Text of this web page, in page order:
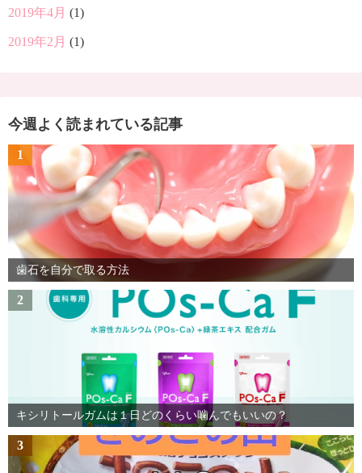
2019年4月 (1)
2019年2月 (1)
今週よく読まれている記事
1
歯石を自分で取る方法
2
キシリトールガムは１日どのくらい噛んでもいいの？
3